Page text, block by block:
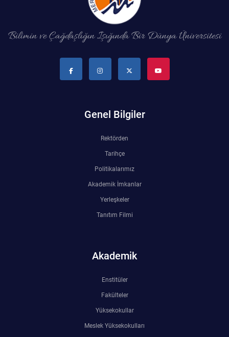
Bilimin ve Çağdaşlığın Işığında Bir Dünya Üniversitesi
Genel Bilgiler
Rektörden
Tarihçe
Politikalarımız
Akademik İmkanlar
Yerleşkeler
Tanıtım Filmi
Akademik
Enstitüler
Fakülteler
Yüksekokullar
Meslek Yüksekokulları